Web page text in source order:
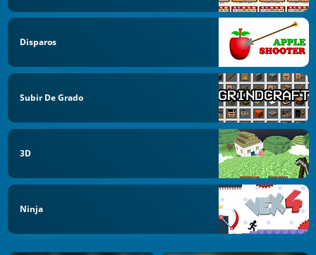
Disparos
Subir De Grado
3D
Ninja